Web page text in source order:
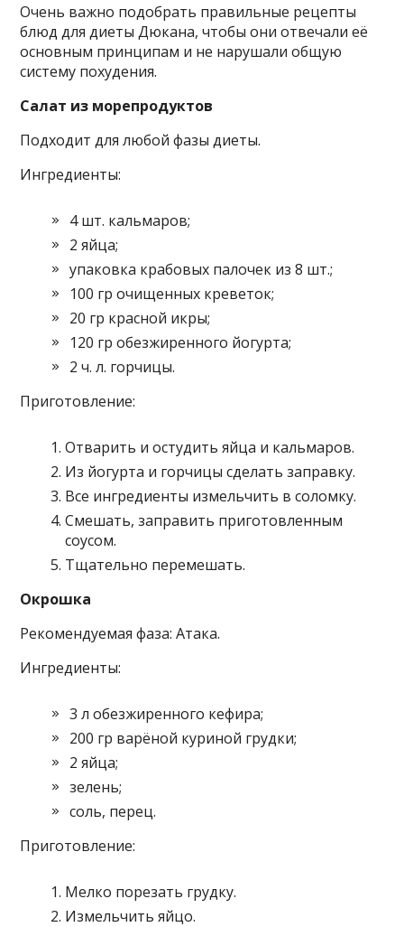
Очень важно подобрать правильные рецепты
блюд для диеты Дюкана, чтобы они отвечали её
основным принципам и не нарушали общую
систему похудения.
Салат из морепродуктов
Подходит для любой фазы диеты.
Ингредиенты:
4 шт. кальмаров;
2 яйца;
упаковка крабовых палочек из 8 шт.;
100 гр очищенных креветок;
20 гр красной икры;
120 гр обезжиренного йогурта;
2 ч. л. горчицы.
Приготовление:
Отварить и остудить яйца и кальмаров.
Из йогурта и горчицы сделать заправку.
Все ингредиенты измельчить в соломку.
Смешать, заправить приготовленным
соусом.
Тщательно перемешать.
Окрошка
Рекомендуемая фаза: Атака.
Ингредиенты:
3 л обезжиренного кефира;
200 гр варёной куриной грудки;
2 яйца;
зелень;
соль, перец.
Приготовление:
Мелко порезать грудку.
Измельчить яйцо.